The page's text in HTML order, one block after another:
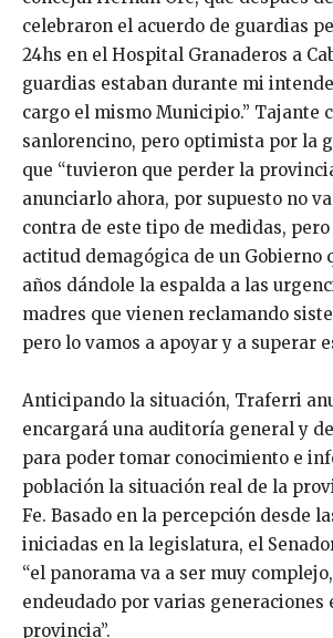
celebraron el acuerdo de guardias
24hs en el Hospital Granaderos a
guardias estaban durante mi
cargo el mismo Municipio.” Tajante
sanlorencino, pero optimista por la
que “tuvieron que perder la
anunciarlo ahora, por supuesto no
contra de este tipo de medidas, pero
actitud demagógica de un Gobierno
años dándole la espalda a las
madres que vienen reclamando
pero lo vamos a apoyar y a superar
Anticipando la situación, Traferri
encargará una auditoría general y
para poder tomar conocimiento e
población la situación real de la
Fe. Basado en la percepción desde
iniciadas en la legislatura, el
“el panorama va a ser muy
endeudado por varias generaciones
provincia”.